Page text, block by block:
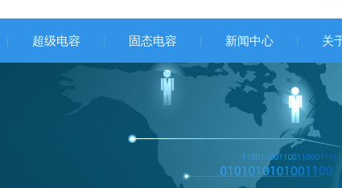
超级电容 固态电容 新闻中心 关